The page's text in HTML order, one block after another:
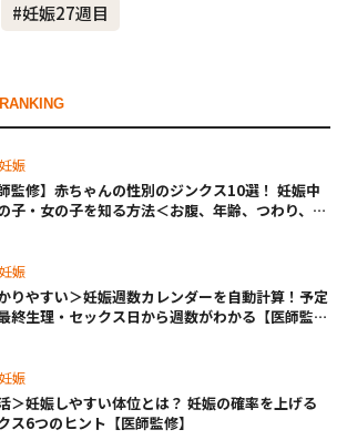
#妊娠27週目
RANKING
妊娠
師監修】赤ちゃんの性別のジンクス10選！ 妊娠中
子・女の子を知る方法＜お腹、年齢、つわり、胎
妊娠
りやすい＞妊娠週数カレンダーを自動計算！予定
終生理・セックス日から週数がわかる【医師監
妊娠
＞妊娠しやすい体位とは？ 妊娠の確率を上げる
ス6つのヒント【医師監修】